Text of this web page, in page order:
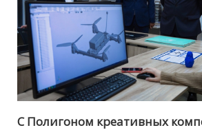
С Полигоном креативных